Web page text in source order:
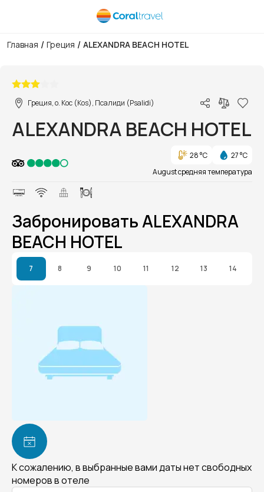
Главная / Греция / ALEXANDRA BEACH HOTEL
Греция, о. Кос (Kos), Псалиди (Psalidi)
ALEXANDRA BEACH HOTEL
28 °C
27 °C
August средняя температура
Забронировать ALEXANDRA
BEACH HOTEL
7 8 9 10 11 12 13 14
К сожалению, в выбранные вами даты нет свободных
номеров в отеле